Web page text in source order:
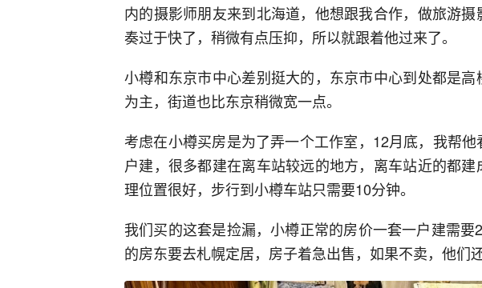
内的摄影师朋友来到北海道，他想跟我合作，做旅游
奏过于快了，稍微有点压抑，所以就跟着他过来了。
小樽和东京市中心差别挺大的，东京市中心到处都是
为主，街道也比东京稍微宽一点。
考虑在小樽买房是为了弄一个工作室，12月底，我帮
户建，很多都建在离车站较远的地方，离车站近的都
理位置很好，步行到小樽车站只需要10分钟。
我们买的这套是捡漏，小樽正常的房价一套一户建需
的房东要去札幌定居，房子着急出售，如果不卖，他们